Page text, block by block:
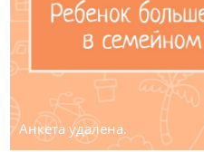
Анкета удалена.